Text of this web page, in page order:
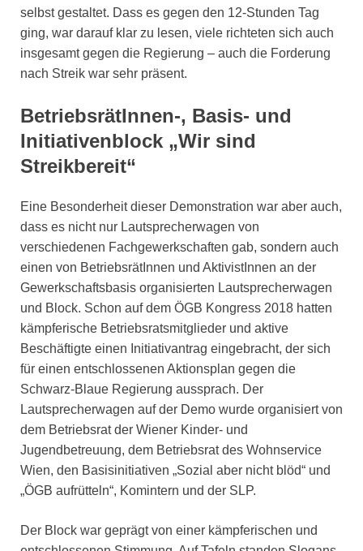
selbst gestaltet. Dass es gegen den 12-Stunden Tag
ging, war darauf klar zu lesen, viele richteten sich auch
insgesamt gegen die Regierung – auch die Forderung
nach Streik war sehr präsent.
BetriebsrätInnen-, Basis- und
Initiativenblock „Wir sind
Streikbereit“
Eine Besonderheit dieser Demonstration war aber auch,
dass es nicht nur Lautsprecherwagen von
verschiedenen Fachgewerkschaften gab, sondern auch
einen von BetriebsrätInnen und AktivistInnen an der
Gewerkschaftsbasis organisierten Lautsprecherwagen
und Block. Schon auf dem ÖGB Kongress 2018 hatten
kämpferische Betriebsratsmitglieder und aktive
Beschäftigte einen Initiativantrag eingebracht, der sich
für einen entschlossenen Aktionsplan gegen die
Schwarz-Blaue Regierung aussprach. Der
Lautsprecherwagen auf der Demo wurde organisiert von
dem Betriebsrat der Wiener Kinder- und
Jugendbetreuung, dem Betriebsrat des Wohnservice
Wien, den Basisinitiativen „Sozial aber nicht blöd“ und
„ÖGB aufrütteln“, Komintern und der SLP.
Der Block war geprägt von einer kämpferischen und